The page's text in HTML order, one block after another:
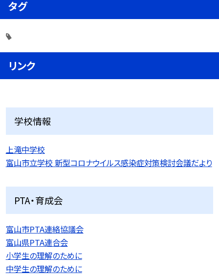
タグ
リンク
学校情報
上滝中学校
富山市立学校 新型コロナウイルス感染症対策検討会議だより
PTA・育成会
富山市PTA連絡協議会
富山県PTA連合会
小学生の理解のために
中学生の理解のために